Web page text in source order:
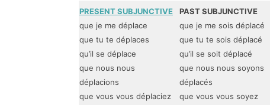
PRESENT SUBJUNCTIVE
que je me déplace
que tu te déplaces
qu’il se déplace
que nous nous
déplacions
que vous vous déplaciez
PAST SUBJUNCTIVE
que je me sois déplacé
que tu te sois déplacé
qu’il se soit déplacé
que nous nous soyons
déplacés
que vous vous soyez